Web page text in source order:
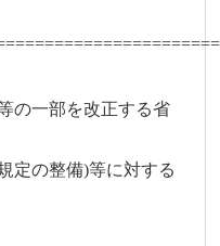
の一部を改正する省
の整備)等に対する